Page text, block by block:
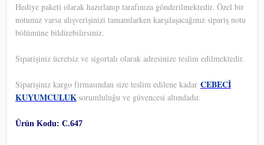
Hediye paketi olarak hazırlanıp tarafınıza gönderilmektedir. Özel bir
notunuz varsa alışverişinizi tamamlarken karşılaşacağınız sipariş notu
bölümüne bildirebilirsiniz.
Siparişiniz ücretsiz ve sigortalı olarak adresinize teslim edilmektedir.
Siparişiniz kargo firmasından size teslim edilene kadar CEBECİ
KUYUMCULUKsorumluluğu ve güvencesi altındadır.
Ürün Kodu: C.647